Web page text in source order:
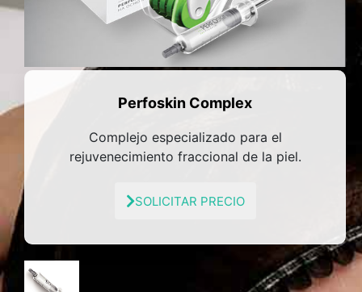
Perfoskin Complex
Complejo especializado para el
rejuvenecimiento fraccional de la piel.
SOLICITAR PRECIO